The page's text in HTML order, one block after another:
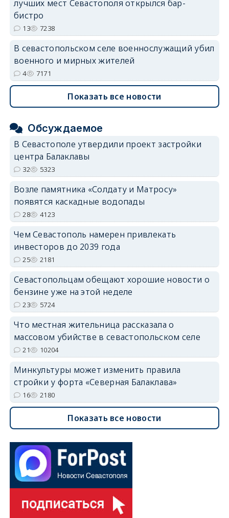
лучших мест Севастополя открылся бар-
бистро
13 7238
В севастопольском селе военнослужащий убил
военного и мирных жителей
4 7171
Показать все новости
Обсуждаемое
В Севастополе утвердили проект застройки
центра Балаклавы
32 5323
Возле памятника «Солдату и Матросу»
появятся каскадные водопады
28 4123
Чем Севастополь намерен привлекать
инвесторов до 2039 года
25 2181
Севастопольцам обещают хорошие новости о
бензине уже на этой неделе
23 5724
Что местная жительница рассказала о
массовом убийстве в севастопольском селе
21 10204
Минкультуры может изменить правила
стройки у форта «Северная Балаклава»
16 2180
Показать все новости